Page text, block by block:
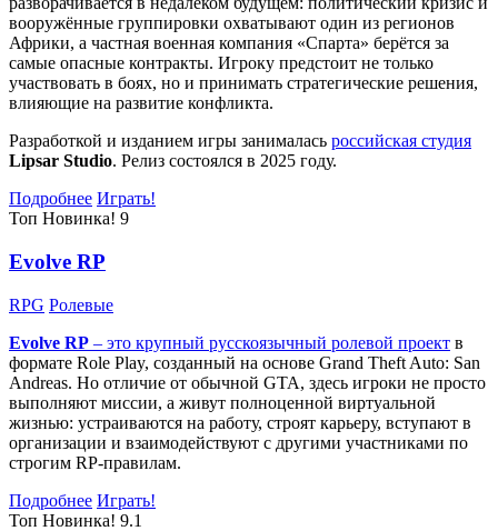
вооружённые группировки охватывают один из регионов
Африки, а частная военная компания «Спарта» берётся за
самые опасные контракты. Игроку предстоит не только
участвовать в боях, но и принимать стратегические решения,
влияющие на развитие конфликта.
Разработкой и изданием игры занималась российская студия
Lipsar Studio. Релиз состоялся в 2025 году.
Подробнее Играть!
Топ Новинка! 9
Evolve RP
RPG Ролевые
Evolve RP – это крупный русскоязычный ролевой проект в
формате Role Play, созданный на основе Grand Theft Auto: San
Andreas. Но отличие от обычной GTA, здесь игроки не просто
выполняют миссии, а живут полноценной виртуальной
жизнью: устраиваются на работу, строят карьеру, вступают в
организации и взаимодействуют с другими участниками по
строгим RP-правилам.
Подробнее Играть!
Топ Новинка! 9.1